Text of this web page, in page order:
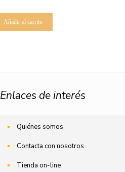
Añadir al carrito
Enlaces de interés
Quiénes somos
Contacta con nosotros
Tienda on-line